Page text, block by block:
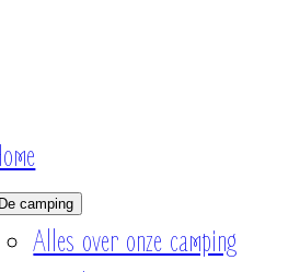
De camping
Alles over onze camping